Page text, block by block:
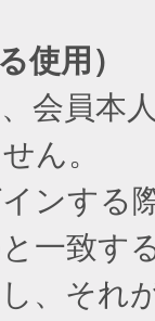
使用）
会員本
ん。
ンする
一致す
、それ